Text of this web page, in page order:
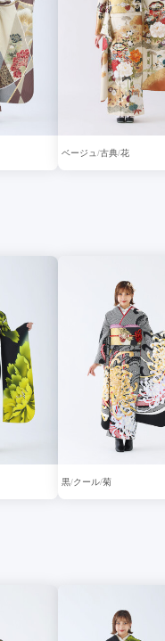
ベージュ 古典 花
黒 クール 菊